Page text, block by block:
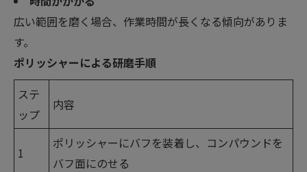
広い範囲を磨く場合、作業時間が長くなる傾向がありま
す。
ポリッシャーによる研磨手順
ステ
ップ
内容
1
ポリッシャーにバフを装着し、コンパウンドを
バフ面にのせる